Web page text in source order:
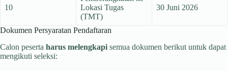
10
Lokasi Tugas
(TMT)
30 Juni 2026
Dokumen Persyaratan Pendaftaran
Calon peserta harus melengkapi semua dokumen berikut untuk dapat
mengikuti seleksi: